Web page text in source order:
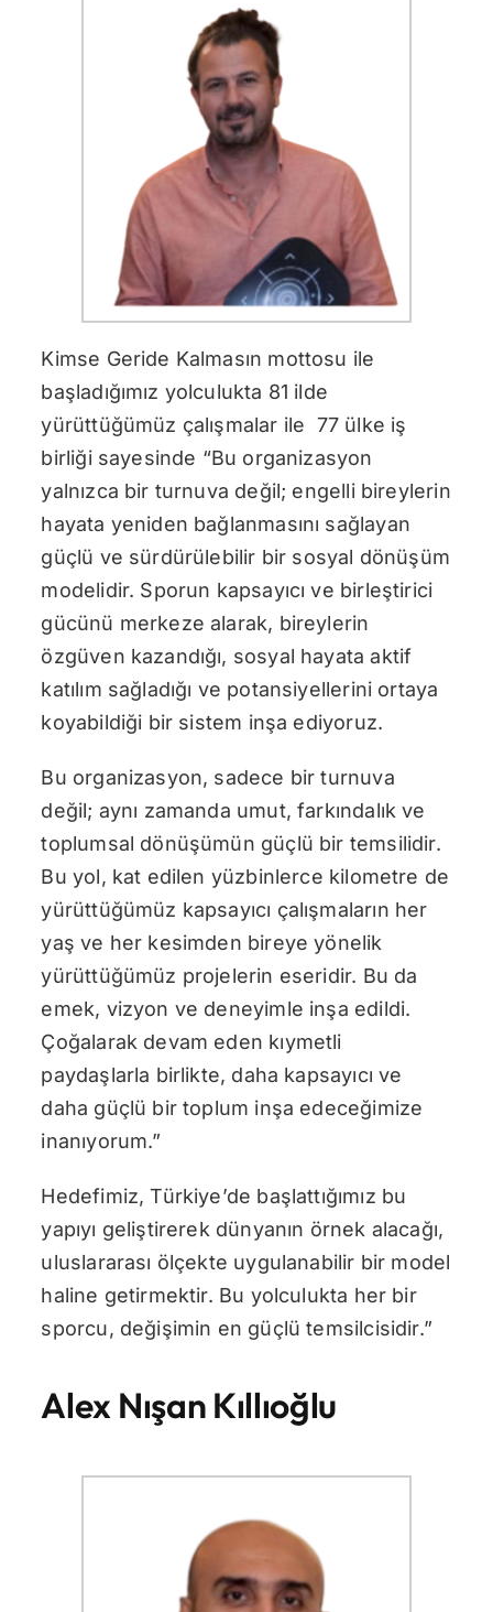
Kimse Geride Kalmasın mottosu ile
başladığımız yolculukta 81 ilde
yürüttüğümüz çalışmalar ile 77 ülke iş
birliği sayesinde “Bu organizasyon
yalnızca bir turnuva değil; engelli bireylerin
hayata yeniden bağlanmasını sağlayan
güçlü ve sürdürülebilir bir sosyal dönüşüm
modelidir. Sporun kapsayıcı ve birleştirici
gücünü merkeze alarak, bireylerin
özgüven kazandığı, sosyal hayata aktif
katılım sağladığı ve potansiyellerini ortaya
koyabildiği bir sistem inşa ediyoruz.
Bu organizasyon, sadece bir turnuva
değil; aynı zamanda umut, farkındalık ve
toplumsal dönüşümün güçlü bir temsilidir.
Bu yol, kat edilen yüzbinlerce kilometre de
yürüttüğümüz kapsayıcı çalışmaların her
yaş ve her kesimden bireye yönelik
yürüttüğümüz projelerin eseridir. Bu da
emek, vizyon ve deneyimle inşa edildi.
Çoğalarak devam eden kıymetli
paydaşlarla birlikte, daha kapsayıcı ve
daha güçlü bir toplum inşa edeceğimize
inanıyorum.”
Hedefimiz, Türkiye’de başlattığımız bu
yapıyı geliştirerek dünyanın örnek alacağı,
uluslararası ölçekte uygulanabilir bir model
haline getirmektir. Bu yolculukta her bir
sporcu, değişimin en güçlü temsilcisidir.”
Alex Nışan Kıllıoğlu